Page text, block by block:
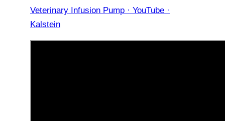
Veterinary Infusion Pump · YouTube ·
Kalstein